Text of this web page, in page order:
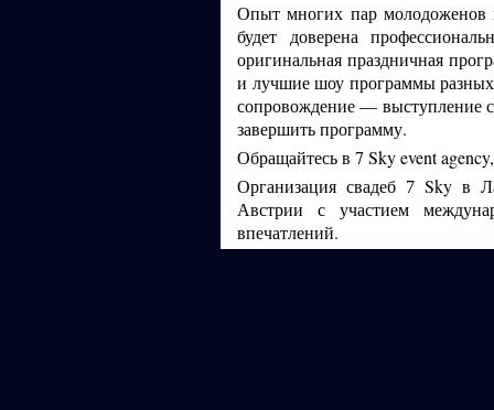
Опыт многих пар молодоженов
будет доверена
оригинальная праздничная
и лучшие шоу программы
сопровождение — выступление
завершить программу.
Обращайтесь в 7 Sky event
Организация свадеб 7 Sky в
Австрии с участием
впечатлений.